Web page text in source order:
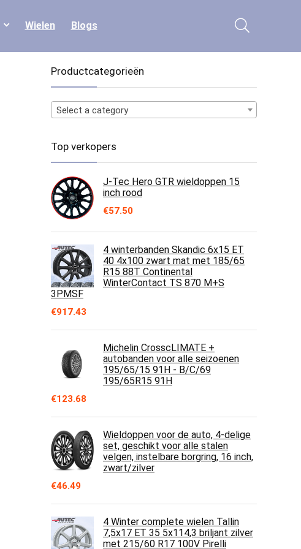
Wielen Blogs
Productcategorieën
Select a category
Top verkopers
J-Tec Hero GTR wieldoppen 15
inch rood
€57.50
4 winterbanden Skandic 6x15 ET
40 4x100 zwart mat met 185/65
R15 88T Continental
WinterContact TS 870 M+S
3PMSF
€917.43
Michelin CrosscLIMATE +
autobanden voor alle seizoenen
195/65/15 91H - B/C/69
195/65R15 91H
€123.68
Wieldoppen voor de auto, 4-delige
set, geschikt voor alle stalen
velgen, instelbare borgring, 16 inch,
zwart/zilver
€46.49
4 Winter complete wielen Tallin
7,5x17 ET 35 5x114,3 briljant zilver
met 215/60 R17 100V Pirelli